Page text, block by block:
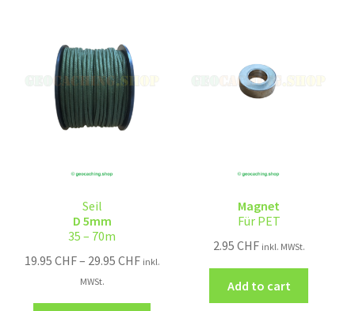
Seil
D 5mm
35 – 70m
19.95 CHF– 29.95 CHF inkl.
MWSt.
Magnet
Für PET
2.95 CHF inkl. MWSt.
Add to cart